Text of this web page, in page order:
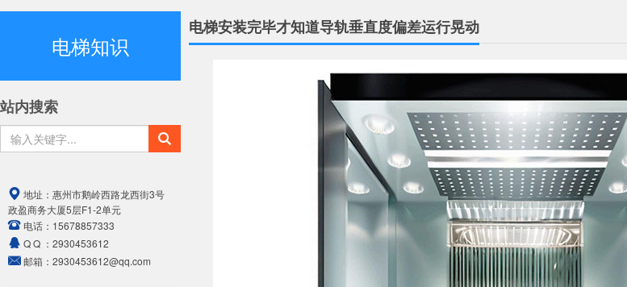
电梯知识
站内搜索
地址： 惠州市鹅岭西路龙西街3号
政盈商务大厦5层F1-2单元
电话： 15678857333
Q Q ： 2930453612
邮箱： 2930453612@qq.com
电梯安装完毕才知道导轨垂直度偏差运行晃动